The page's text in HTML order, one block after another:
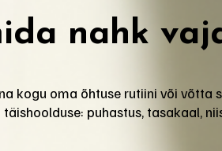
nahk
kogu oma õhtuse rutiini või võtta
puhastus, tasakaal,